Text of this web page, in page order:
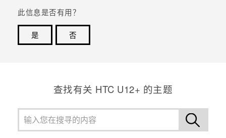
此信息是否有用？
是
否
查找有关 HTC U12+ 的主题